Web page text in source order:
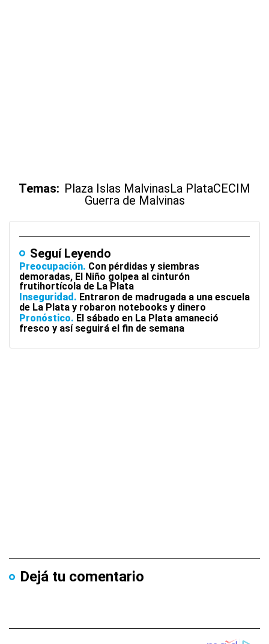
Temas: Plaza Islas MalvinasLa PlataCECIM
Guerra de Malvinas
Seguí Leyendo
Preocupación Con pérdidas y siembras
demoradas, El Niño golpea al cinturón
frutihortícola de La Plata
Inseguridad
Entraron de madrugada a una escuela
de La Plata y robaron notebooks y dinero
Pronóstico
El sábado en La Plata amaneció
fresco y así seguirá el fin de semana
Dejá tu comentario